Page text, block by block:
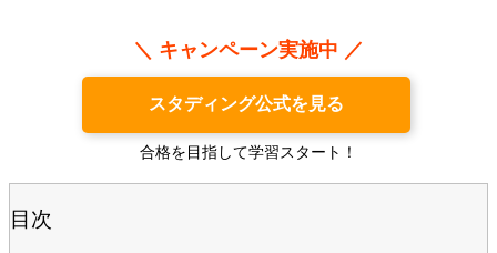
＼ キャンペーン実施中 ／
スタディング公式を見る
合格を目指して学習スタート！
目次